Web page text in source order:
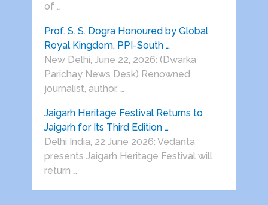
of …
Prof. S. S. Dogra Honoured by Global
Royal Kingdom, PPI-South …
New Delhi, June 22, 2026: (Dwarka
Parichay News Desk) Renowned
journalist, author, …
Jaigarh Heritage Festival Returns to
Jaigarh for Its Third Edition …
Delhi India, 22 June 2026: Vedanta
presents Jaigarh Heritage Festival will
return …